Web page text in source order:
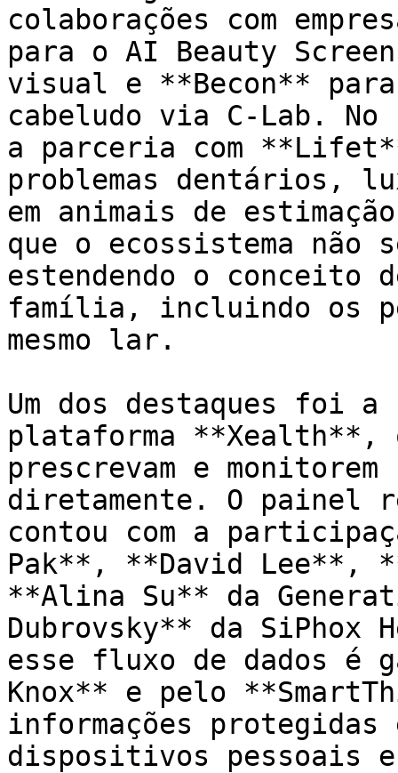
colaborações com
para o AI Beauty
visual e **Becon**
cabeludo via C-Lab. No
a parceria com
problemas dentários,
em animais de
que o ecossistema não
estendendo o conceito
família, incluindo os
mesmo lar.
Um dos destaques foi
plataforma **Xealth**,
prescrevam e
diretamente. O painel
contou com a
Pak**, **David Lee**,
**Alina Su** da
Dubrovsky** da SiPhox
esse fluxo de dados é
Knox** e pelo
informações
dispositivos pessoais